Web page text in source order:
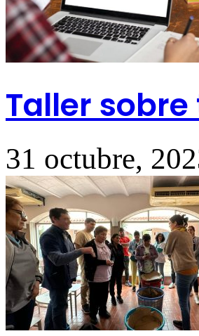
Taller
31 octubre,